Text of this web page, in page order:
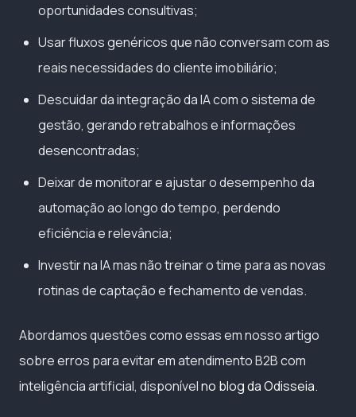
oportunidades consultivas;
Usar fluxos genéricos que não conversam com as
reais necessidades do cliente imobiliário;
Descuidar da integração da IA com o sistema de
gestão, gerando retrabalhos e informações
desencontradas;
Deixar de monitorar e ajustar o desempenho da
automação ao longo do tempo, perdendo
eficiência e relevância;
Investir na IA mas não treinar o time para as novas
rotinas de captação e fechamento de vendas.
Abordamos questões como essas em nosso artigo
sobre erros para evitar em atendimento B2B com
inteligência artificial, disponívelno blog da Odisseia.